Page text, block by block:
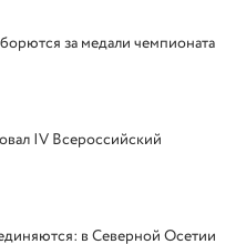
за медали чемпионата
IV Всероссийский
в Северной Осетии